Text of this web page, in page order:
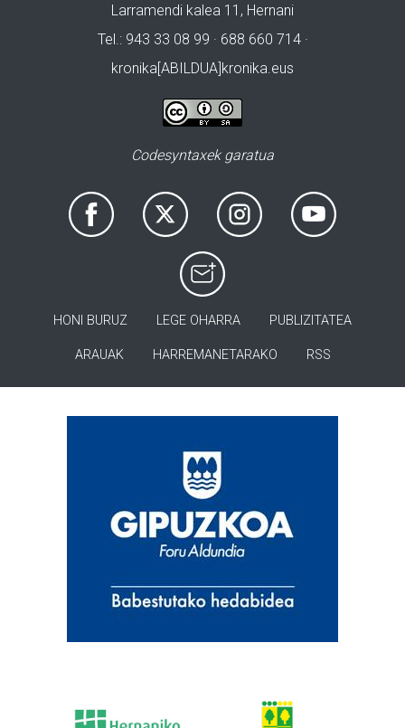
Larramendi kalea 11, Hernani
Tel.: 943 33 08 99 · 688 660 714 ·
kronika[ABILDUA]kronika.eus
Codesyntaxek garatua
HONI BURUZ LEGE OHARRA PUBLIZITATEA
ARAUAK HARREMANETARAKO RSS